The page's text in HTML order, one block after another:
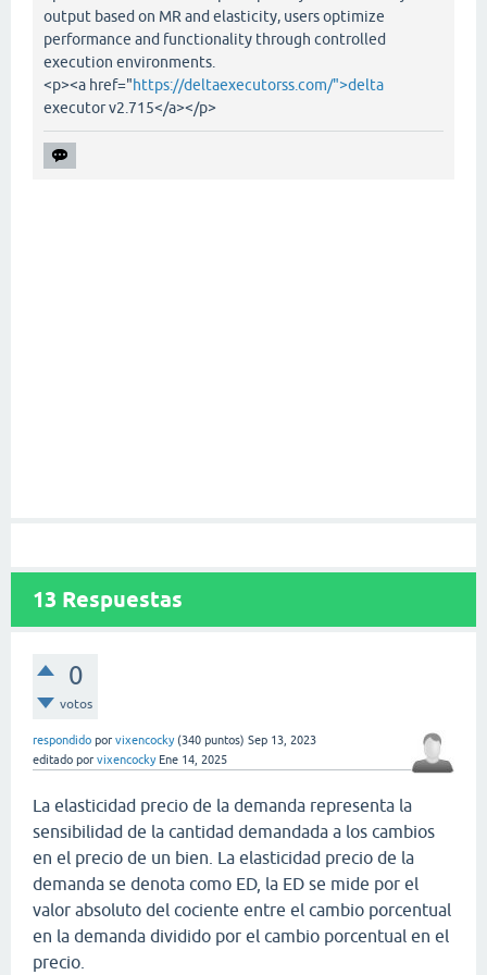
output based on MR and elasticity, users optimize
performance and functionality through controlled
execution environments.
<p><a href="https://deltaexecutorss.com/">delta
executor v2.715</a></p>
13 Respuestas
0
votos
respondido por vixencocky (340 puntos) Sep 13, 2023
editado por vixencocky Ene 14, 2025
La elasticidad precio de la demanda representa la
sensibilidad de la cantidad demandada a los cambios
en el precio de un bien. La elasticidad precio de la
demanda se denota como ED, la ED se mide por el
valor absoluto del cociente entre el cambio porcentual
en la demanda dividido por el cambio porcentual en el
precio.